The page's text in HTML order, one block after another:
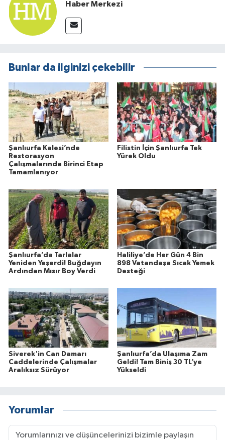
Haber Merkezi
Bunlar da ilginizi çekebilir
Şanlıurfa Kalesi’nde
Restorasyon
Çalışmalarında Birinci Etap
Tamamlanıyor
Filistin İçin Şanlıurfa Tek
Yürek Oldu
Şanlıurfa’da Tarlalar
Yeniden Yeşerdi! Buğdayın
Ardından Mısır Boy Verdi
Haliliye’de Her Gün 4 Bin
898 Vatandaşa Sıcak Yemek
Desteği
Siverek'in Can Damarı
Caddelerinde Çalışmalar
Aralıksız Sürüyor
Şanlıurfa’da Ulaşıma Zam
Geldi! Tam Biniş 30 TL’ye
Yükseldi
Yorumlar